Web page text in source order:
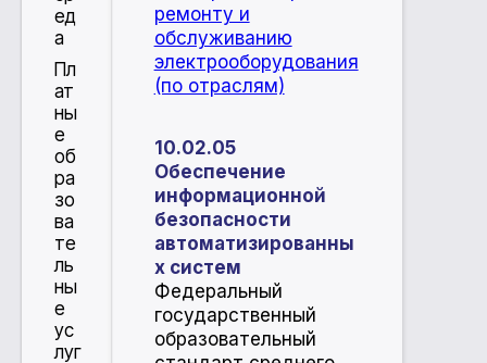
ед
а
Пл
ат
ны
е
об
ра
зо
ва
те
ль
ны
е
ус
луг
ремонту и
обслуживанию
электрооборудования
(по отраслям)
10.02.05
Обеспечение
информационной
безопасности
автоматизированны
х систем
​Федеральный
государственный
образовательный